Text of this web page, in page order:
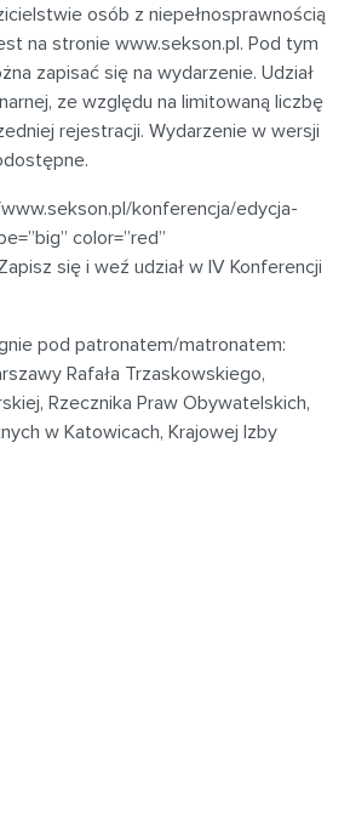
osób z niepełnosprawnością
na stronie www.sekson.pl. Pod tym
zapisać się na wydarzenie. Udział
ze względu na limitowaną liczbę
rejestracji. Wydarzenie w wersji
konferencja/edycja-
color=”red”
się i weź udział w IV Konferencji
pod patronatem/matronatem:
Rafała Trzaskowskiego,
Rzecznika Praw Obywatelskich,
w Katowicach, Krajowej Izby